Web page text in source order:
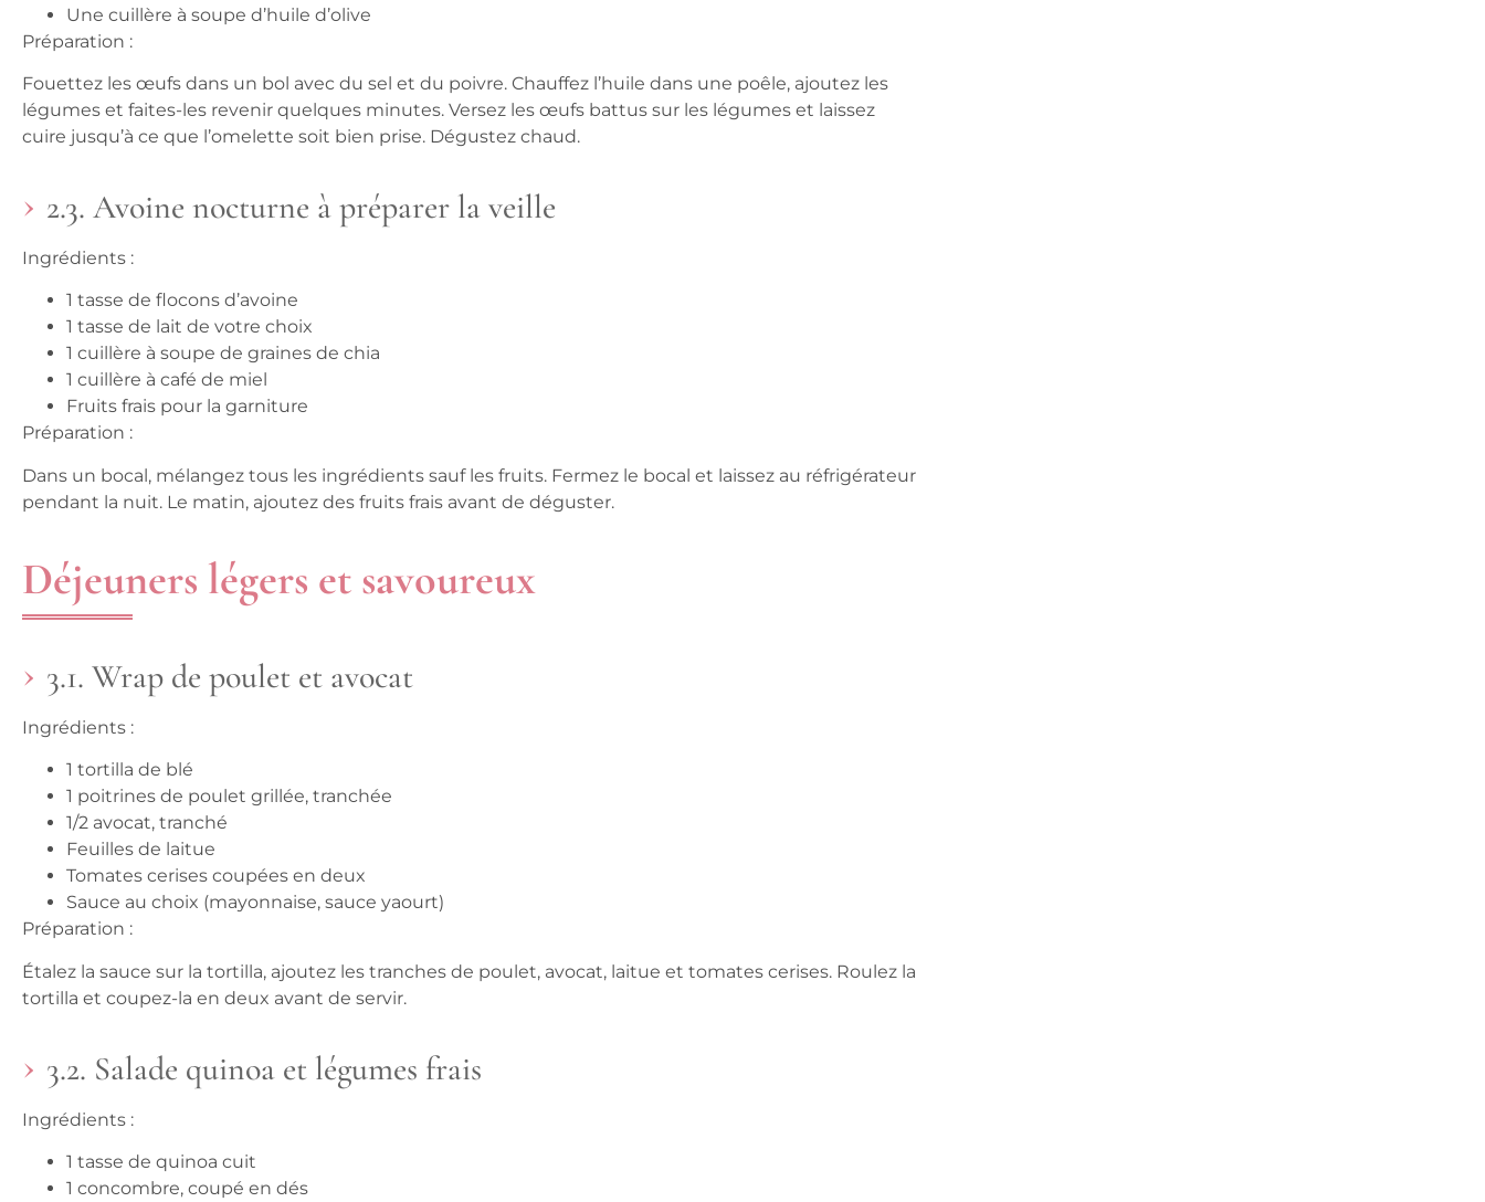
Une cuillère à soupe d’huile d’olive
Préparation :
Fouettez les œufs dans un bol avec du sel et du poivre. Chauffez l’huile dans une poêle, ajoutez les
légumes et faites-les revenir quelques minutes. Versez les œufs battus sur les légumes et laissez
cuire jusqu’à ce que l’omelette soit bien prise. Dégustez chaud.
2.3. Avoine nocturne à préparer la veille
Ingrédients :
1 tasse de flocons d’avoine
1 tasse de lait de votre choix
1 cuillère à soupe de graines de chia
1 cuillère à café de miel
Fruits frais pour la garniture
Préparation :
Dans un bocal, mélangez tous les ingrédients sauf les fruits. Fermez le bocal et laissez au réfrigérateur
pendant la nuit. Le matin, ajoutez des fruits frais avant de déguster.
Déjeuners légers et savoureux
3.1. Wrap de poulet et avocat
Ingrédients :
1 tortilla de blé
1 poitrines de poulet grillée, tranchée
1/2 avocat, tranché
Feuilles de laitue
Tomates cerises coupées en deux
Sauce au choix (mayonnaise, sauce yaourt)
Préparation :
Étalez la sauce sur la tortilla, ajoutez les tranches de poulet, avocat, laitue et tomates cerises. Roulez la
tortilla et coupez-la en deux avant de servir.
3.2. Salade quinoa et légumes frais
Ingrédients :
1 tasse de quinoa cuit
1 concombre, coupé en dés